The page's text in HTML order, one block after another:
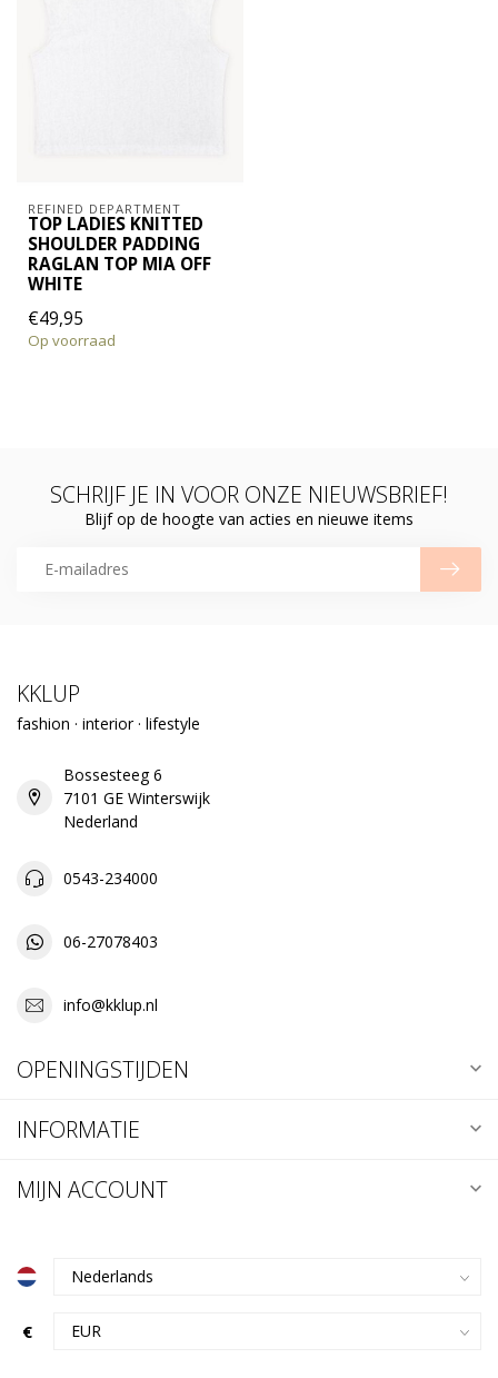
REFINED DEPARTMENT
TOP LADIES KNITTED
SHOULDER PADDING
RAGLAN TOP MIA OFF
WHITE
€49,95
Op voorraad
SCHRIJF JE IN VOOR ONZE NIEUWSBRIEF!
Blijf op de hoogte van acties en nieuwe items
KKLUP
fashion · interior · lifestyle
Bossesteeg 6
7101 GE Winterswijk
Nederland
0543-234000
06-27078403
info@kklup.nl
OPENINGSTIJDEN
INFORMATIE
MIJN ACCOUNT
€